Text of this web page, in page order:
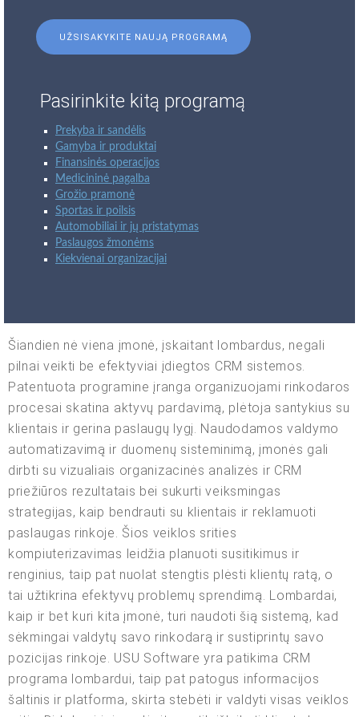
UŽSISAKYKITE NAUJĄ PROGRAMĄ
Pasirinkite kitą programą
Prekyba ir sandėlis
Gamyba ir produktai
Finansinės operacijos
Medicininė pagalba
Grožio pramonė
Sportas ir poilsis
Automobiliai ir jų pristatymas
Paslaugos žmonėms
Kiekvienai organizacijai
Šiandien nė viena įmonė, įskaitant lombardus, negali
pilnai veikti be efektyviai įdiegtos CRM sistemos.
Patentuota programine įranga organizuojami rinkodaros
procesai skatina aktyvų pardavimą, plėtoja santykius su
klientais ir gerina paslaugų lygį. Naudodamos valdymo
automatizavimą ir duomenų sisteminimą, įmonės gali
dirbti su vizualiais organizacinės analizės ir CRM
priežiūros rezultatais bei sukurti veiksmingas
strategijas, kaip bendrauti su klientais ir reklamuoti
paslaugas rinkoje. Šios veiklos srities
kompiuterizavimas leidžia planuoti susitikimus ir
renginius, taip pat nuolat stengtis plėsti klientų ratą, o
tai užtikrina efektyvų problemų sprendimą. Lombardai,
kaip ir bet kuri kita įmonė, turi naudoti šią sistemą, kad
sėkmingai valdytų savo rinkodarą ir sustiprintų savo
pozicijas rinkoje. USU Software yra patikima CRM
programa lombardui, taip pat patogus informacijos
šaltinis ir platforma, skirta stebėti ir valdyti visas veiklos